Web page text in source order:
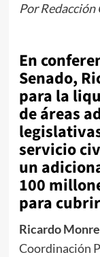
Por Redacción
En
Senado,
para la
de áreas
servicio
un
100
para
Ricardo
Coordinación